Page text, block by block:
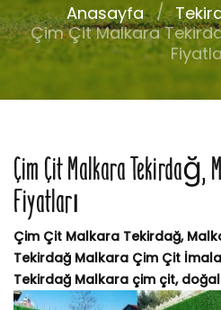
Anasayfa
Çim Çit Malkara
Çim Çit Malkara Tekirdağ,
Fiyatları
Çim Çit Malkara Tekirdağ,
Tekirdağ Malkara Çim Çit
Tekirdağ Malkara çim çit,